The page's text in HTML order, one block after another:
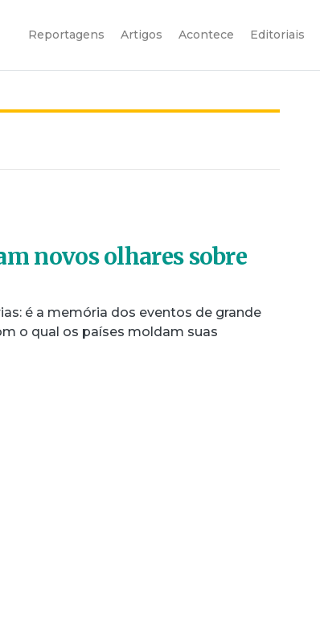
Reportagens Artigos Acontece Editoriais
novos olhares sobre
é a memória dos eventos de grande
o qual os países moldam suas